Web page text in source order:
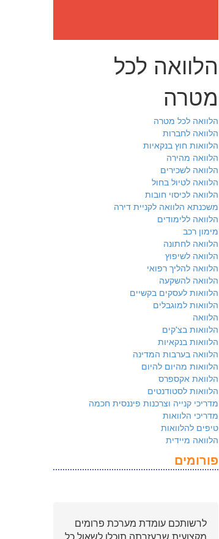
הלוואה לכל
מטרה
הלוואה לכל מטרה
הלוואה לחברות
הלוואות חוץ בנקאיות
הלוואה מהירה
הלוואה לשכירים
הלוואה לטיול בחול
הלוואה לכיסוי חובות
משכנתא הלוואה לקניית דירה
הלוואה ללימודים
מימון רכב
הלוואה לחתונה
הלוואה לשיפוץ
הלוואה להליך רפואי
הלוואה להשקעה
הלוואות לעסקים בקשיים
הלוואות למוגבלים
הלוואה
הלוואות בצ'קים
הלוואות בנקאיות
הלוואה בערבות המדינה
הלוואות מהיום להיום
הלוואת אקספרס
הלוואות לסטודנטים
מדריכי קנייה וצרכנות פיננסית חכמה
מדריכי הלוואות
טיפים להלוואות
הלוואה מיידית
פורומים
לרשותכם עומדת מערכת פרומים
מקצועית שבעזרתה תוכלו לשאול כל